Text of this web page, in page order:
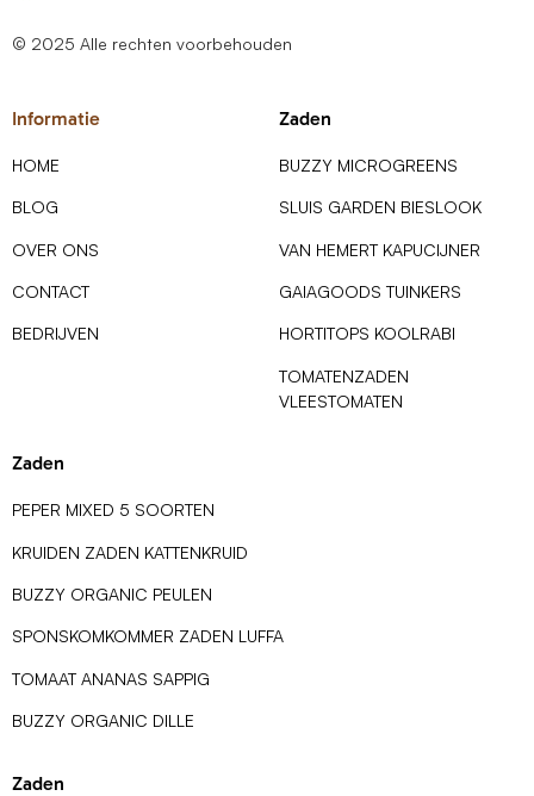
© 2025 Alle rechten voorbehouden
Informatie
HOME
BLOG
OVER ONS
CONTACT
BEDRIJVEN
Zaden
BUZZY MICROGREENS
SLUIS GARDEN BIESLOOK
VAN HEMERT KAPUCIJNER
GAIAGOODS TUINKERS
HORTITOPS KOOLRABI
TOMATENZADEN
VLEESTOMATEN
Zaden
PEPER MIXED 5 SOORTEN
KRUIDEN ZADEN KATTENKRUID
BUZZY ORGANIC PEULEN
SPONSKOMKOMMER ZADEN LUFFA
TOMAAT ANANAS SAPPIG
BUZZY ORGANIC DILLE
Zaden